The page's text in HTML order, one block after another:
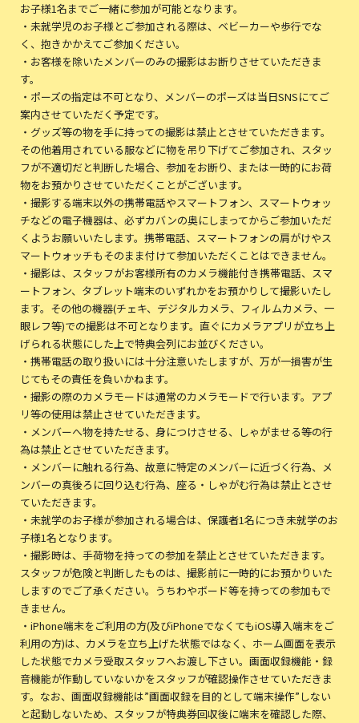
お子様1名までご一緒に参加が可能となります。
・未就学児のお子様とご参加される際は、ベビーカーや歩行でな
く、抱きかかえてご参加ください。
・お客様を除いたメンバーのみの撮影はお断りさせていただきま
す。
・ポーズの指定は不可となり、メンバーのポーズは当日SNSにてご
案内させていただく予定です。
・グッズ等の物を手に持っての撮影は禁止とさせていただきます。
その他着用されている服などに物を吊り下げてご参加され、スタッ
フが不適切だと判断した場合、参加をお断り、または一時的にお荷
物をお預かりさせていただくことがございます。
・撮影する端末以外の携帯電話やスマートフォン、スマートウォッ
チなどの電子機器は、必ずカバンの奥にしまってからご参加いただ
くようお願いいたします。携帯電話、スマートフォンの肩がけやス
マートウォッチもそのまま付けて参加いただくことはできません。
・撮影は、スタッフがお客様所有のカメラ機能付き携帯電話、スマ
ートフォン、タブレット端末のいずれかをお預かりして撮影いたし
ます。その他の機器(チェキ、デジタルカメラ、フィルムカメラ、一
眼レフ等)での撮影は不可となります。直ぐにカメラアプリが立ち上
げられる状態にした上で特典会列にお並びください。
・携帯電話の取り扱いには十分注意いたしますが、万が一損害が生
じてもその責任を負いかねます。
・撮影の際のカメラモードは通常のカメラモードで行います。アプ
リ等の使用は禁止させていただきます。
・メンバーへ物を持たせる、身につけさせる、しゃがませる等の行
為は禁止とさせていただきます。
・メンバーに触れる行為、故意に特定のメンバーに近づく行為、メ
ンバーの真後ろに回り込む行為、座る・しゃがむ行為は禁止とさせ
ていただきます。
・未就学のお子様が参加される場合は、保護者1名につき未就学のお
子様1名となります。
・撮影時は、手荷物を持っての参加を禁止とさせていただきます。
スタッフが危険と判断したものは、撮影前に一時的にお預かりいた
しますのでご了承ください。うちわやボード等を持っての参加もで
きません。
・iPhone端末をご利用の方(及びiPhoneでなくてもiOS導入端末をご
利用の方)は、カメラを立ち上げた状態ではなく、ホーム画面を表示
した状態でカメラ受取スタッフへお渡し下さい。画面収録機能・録
音機能が作動していないかをスタッフが確認操作させていただきま
す。なお、画面収録機能は”画面収録を目的として端末操作”しない
と起動しないため、スタッフが特典券回収後に端末を確認した際、